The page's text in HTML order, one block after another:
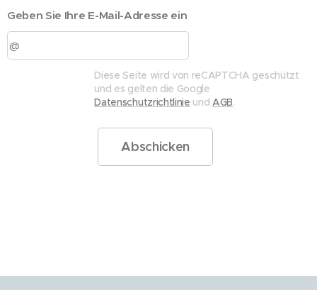
Geben Sie Ihre E-Mail-Adresse ein
Diese Seite wird von reCAPTCHA geschützt
und es gelten die Google
Datenschutzrichtlinie undAGB.
Abschicken